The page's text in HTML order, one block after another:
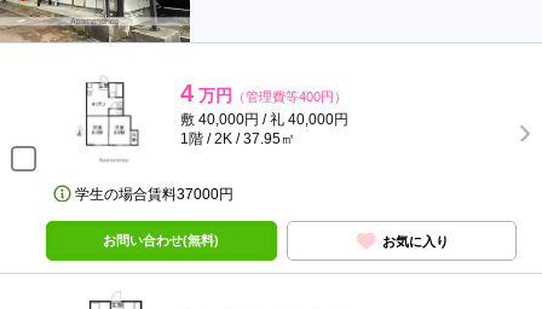
4 万円 （管理費等400円）
敷 40,000円 / 礼 40,000円
1階 / 2K / 37.95㎡
学生の場合賃料37000円
お問い合わせ(無料) お気に入り